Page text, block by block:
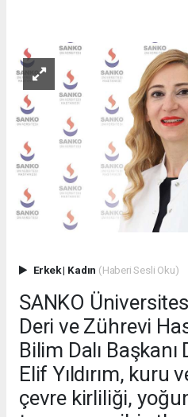
Erkek| Kadın (Haberi Sesli Oku)
SANKO
Deri ve Zührevi
Bilim Dalı
Elif Yıldırım, kuru
çevre kirliliği,